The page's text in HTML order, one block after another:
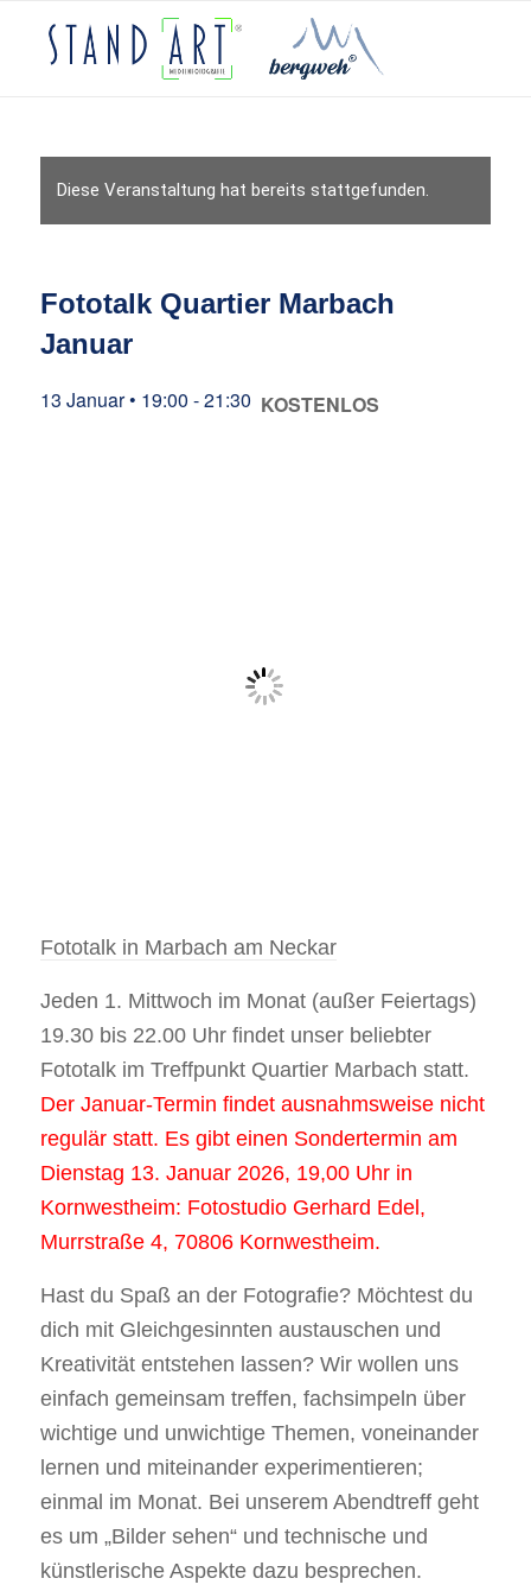
Diese Veranstaltung hat bereits stattgefunden.
Fototalk Quartier Marbach
Januar
13 Januar • 19:00 -21:30 KOSTENLOS
Fototalk in Marbach am Neckar
Jeden 1. Mittwoch im Monat (außer Feiertags)
19.30 bis 22.00 Uhr findet unser beliebter
Fototalk im Treffpunkt Quartier Marbach statt.
Der Januar-Termin findet ausnahmsweise nicht
regulär statt. Es gibt einen Sondertermin am
Dienstag 13. Januar 2026, 19,00 Uhr in
Kornwestheim: Fotostudio Gerhard Edel,
Murrstraße 4, 70806 Kornwestheim.
Hast du Spaß an der Fotografie? Möchtest du
dich mit Gleichgesinnten austauschen und
Kreativität entstehen lassen? Wir wollen uns
einfach gemeinsam treffen, fachsimpeln über
wichtige und unwichtige Themen, voneinander
lernen und miteinander experimentieren;
einmal im Monat. Bei unserem Abendtreff geht
es um „Bilder sehen“ und technische und
künstlerische Aspekte dazu besprechen.